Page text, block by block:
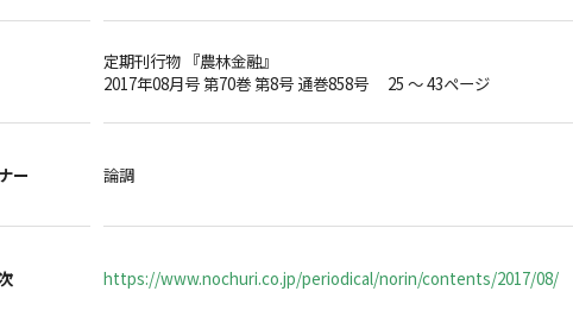
定期刊行物 『農林金融』
2017年08月号 第70巻 第8号 通巻858号 25 ～ 43ページ
ー 論調
https://www.nochuri.co.jp/periodical/norin/contents/2017/08/